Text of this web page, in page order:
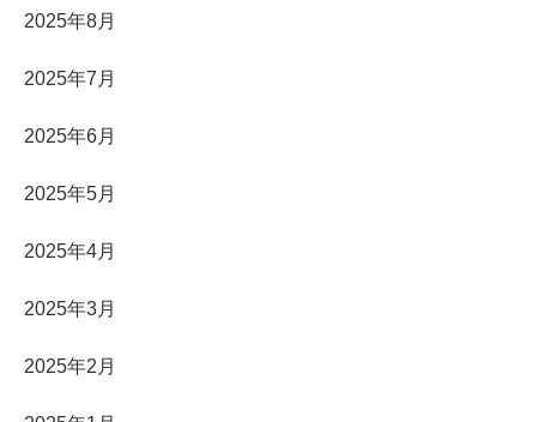
2025年8月
2025年7月
2025年6月
2025年5月
2025年4月
2025年3月
2025年2月